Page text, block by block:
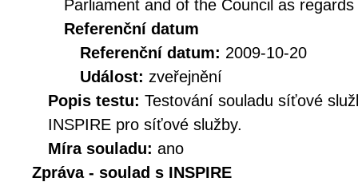
Parliament and of the Council as
Referenční datum
Referenční datum: 2009-10-20
Událost: zveřejnění
Popis testu: Testování souladu síťové
INSPIRE pro síťové služby.
Míra souladu: ano
Zpráva - soulad s INSPIRE